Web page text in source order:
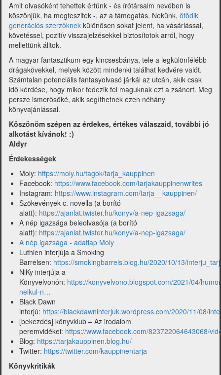
Amit olvasóként tehettek értünk - és írótársaim nevében is
köszönjük, ha megteszitek -, az a támogatás. Nekünk, ötödik
generációs szerzőknek különösen sokat jelent, ha vásárlással,
követéssel, pozitív visszajelzésekkel biztosítotok arról, hogy
mellettünk álltok.
A magyar fantasztikum egy kincsesbánya, tele a legkülönfélébb
drágakövekkel, melyek között mindenki találhat kedvére valót.
Számtalan potenciális fantasyolvasó járkál az utcán, akik csak
idő kérdése, hogy mikor fedezik fel maguknak ezt a zsánert. Meg
persze ismerősöké, akik segíthetnek ezen néhány
könyvajánlással.
Köszönöm szépen az érdekes, értékes válaszaid, további jó
alkotást kívánok! :)
Aldyr
Érdekességek
Moly: https://moly.hu/tagok/tarja_kauppinen
Facebook: https://www.facebook.com/tarjakauppinenwrites
Instagram: https://www.instagram.com/tarja__kauppinen/
Szökevények c. novella (a borító
alatt): https://ajanlat.twister.hu/konyv/a-nep-igazsaga/
A nép igazsága beleolvasója (a borító
alatt): https://ajanlat.twister.hu/konyv/a-nep-igazsaga/
A nép igazsága - adatlap Moly
Luthien interjúja a Smoking
Barrelsen: https://smokingbarrels.blog.hu/2020/10/13/
NiKy interjúja a
Könyvelvonón: https://konyvelvono.blogspot.com/2021/04/
nelkul-n…
Black Dawn
interjú: https://blackdawninterjuk.wordpress.com/2020/11/08/
[bekezdés] könyvklub – Az irodalom
peremvidékei: https://www.facebook.com/823722064643068/
Blog: https://tarjakauppinen.blog.hu/
Twitter: https://twitter.com/kauppinentarja
Könyvkritikák